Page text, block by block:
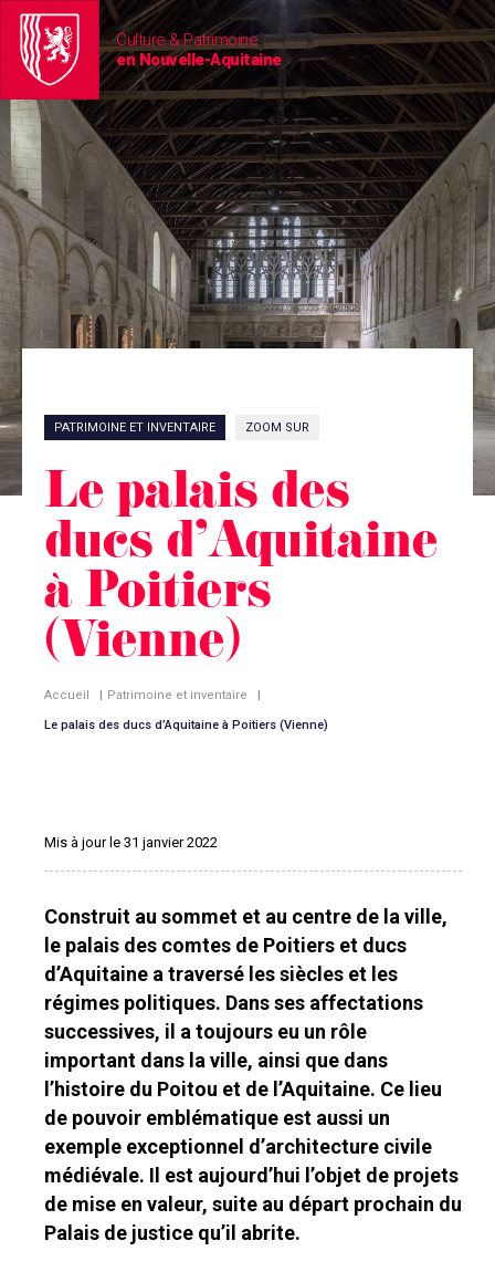
Culture & Patrimoine
en Nouvelle-Aquitaine
PATRIMOINE ET INVENTAIRE ZOOM SUR
Le palais des
ducs d’Aquitaine
à Poitiers
(Vienne)
Accueil | Patrimoine et inventaire |
Le palais des ducs d’Aquitaine à Poitiers (Vienne)
Mis à jour le 31 janvier 2022
Construit au sommet et au centre de la ville,
le palais des comtes de Poitiers et ducs
d’Aquitaine a traversé les siècles et les
régimes politiques. Dans ses affectations
successives, il a toujours eu un rôle
important dans la ville, ainsi que dans
l’histoire du Poitou et de l’Aquitaine. Ce lieu
de pouvoir emblématique est aussi un
exemple exceptionnel d’architecture civile
médiévale. Il est aujourd’hui l’objet de projets
de mise en valeur, suite au départ prochain du
Palais de justice qu’il abrite.